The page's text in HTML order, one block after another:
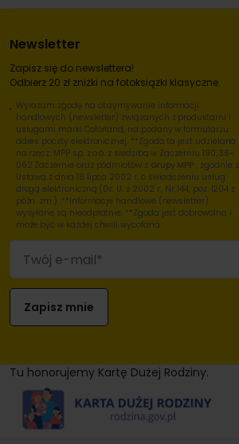
Newsletter
Zapisz się do newslettera!
Odbierz 20 zł zniżki na fotoksiążki klasyczne.
Wyrażam zgodę na otrzymywanie informacji
handlowych (newsletter) związanych z produktami i
usługami marki Colorland, na podany w formularzu
adres poczty elektronicznej. **Zgoda ta jest udzielana
na rzecz: MPP sp. z o.o. z siedzibą w Zaczerniu 190, 36-
062 Zaczernie oraz podmiotów z Grupy MPP , zgodnie z
Ustawą z dnia 18 lipca 2002 r. o świadczeniu usług
drogą elektroniczną (Dz. U. z 2002 r., Nr 144, poz. 1204 z
późn. zm.). **Informacje handlowe (newsletter)
wysyłane są nieodpłatnie. **Zgoda jest dobrowolna i
może być w każdej chwili wycofana.
Tu honorujemy Kartę Dużej Rodziny.